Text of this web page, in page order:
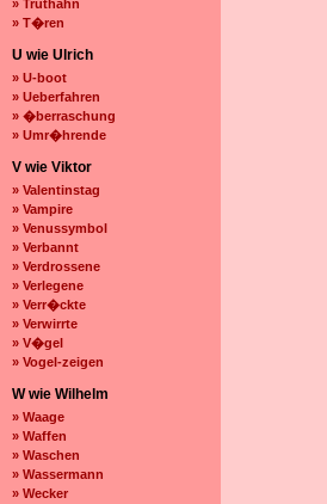
» Truthahn
» T�ren
U wie Ulrich
» U-boot
» Ueberfahren
» �berraschung
» Umr�hrende
V wie Viktor
» Valentinstag
» Vampire
» Venussymbol
» Verbannt
» Verdrossene
» Verlegene
» Verr�ckte
» Verwirrte
» V�gel
» Vogel-zeigen
W wie Wilhelm
» Waage
» Waffen
» Waschen
» Wassermann
» Wecker